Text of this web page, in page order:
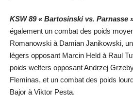
KSW 89 « Bartosinski vs. Parnasse
également un combat des poids
Romanowski à Damian Janikowski,
légers opposant Marcin Held à Raul
poids welters opposant Andrzej
Fleminas, et un combat des poids
Bajor à Viktor Pesta.